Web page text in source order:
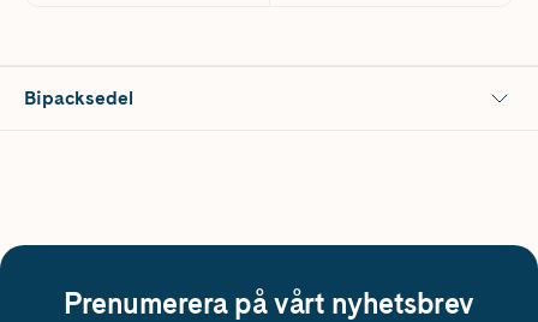
Bipacksedel
Prenumerera på vårt nyhetsbrev